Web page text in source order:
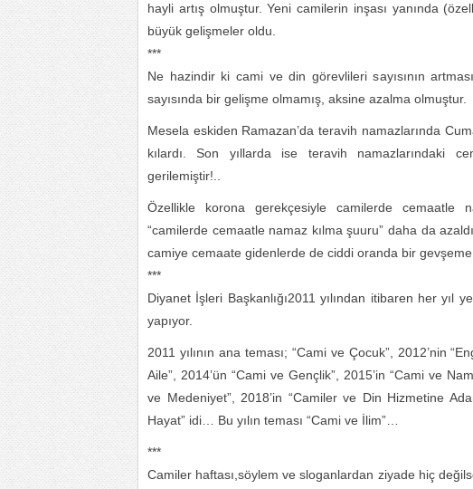
hayli artış olmuştur. Yeni camilerin inşası yanında
büyük gelişmeler oldu.
***
Ne hazindir ki cami ve din görevlileri sayısının
sayısında bir gelişme olmamış, aksine azalma olmuştur.
Mesela eskiden Ramazan’da teravih namazlarında
kılardı. Son yıllarda ise teravih namazlarındaki
gerilemiştir!..
Özellikle korona gerekçesiyle camilerde cemaatle
“camilerde cemaatle namaz kılma şuuru” daha da
camiye cemaate gidenlerde de ciddi oranda bir gevşeme
***
Diyanet İşleri Başkanlığı2011 yılından itibaren her
yapıyor.
2011 yılının ana teması; “Cami ve Çocuk”, 2012’nin
Aile”, 2014’ün “Cami ve Gençlik”, 2015’in “Cami ve
ve Medeniyet”, 2018’in “Camiler ve Din Hizmetine
Hayat” idi… Bu yılın teması “Cami ve İlim”…
***
Camiler haftası,söylem ve sloganlardan ziyade hiç